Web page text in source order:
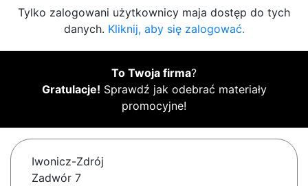
Tylko zalogowani użytkownicy maja dostęp do tych
danych. Kliknij, aby się zalogować.
To Twoja firma?
Gratulacje! Sprawdź jak odebrać materiały
promocyjne!
Iwonicz-Zdrój
Zadwór 7